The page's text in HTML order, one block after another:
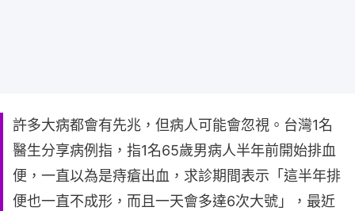
許多大病都會有先兆，但病人可能會忽視。台灣1名
醫生分享病例指，指1名65歲男病人半年前開始排血
便，一直以為是痔瘡出血，求診期間表示「這半年排
便也一直不成形，而且一天會多達6次大號」，最近